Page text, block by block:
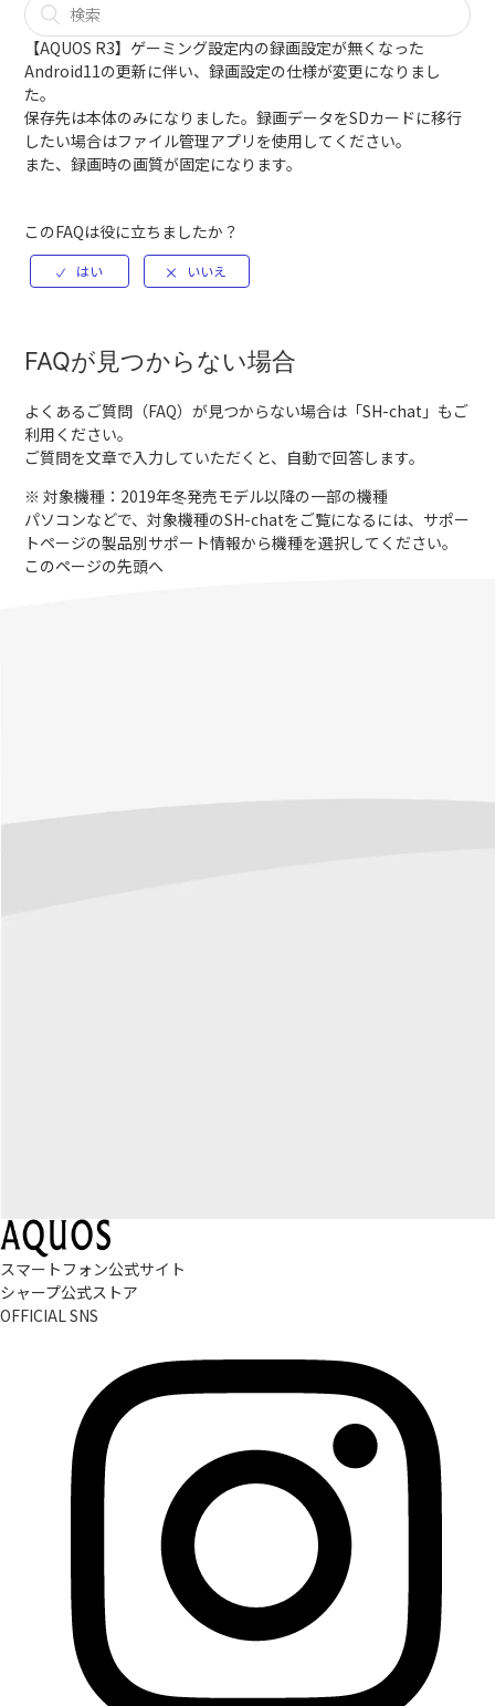
【AQUOS R3】ゲーミング設定内の録画設定が無くなった
Android11の更新に伴い、録画設定の仕様が変更になりまし
た。
保存先は本体のみになりました。録画データをSDカードに移行
したい場合はファイル管理アプリを使用してください。
また、録画時の画質が固定になります。
このFAQは役に立ちましたか？
FAQが見つからない場合
よくあるご質問（FAQ）が見つからない場合は「SH-chat 」もご
利用ください。
ご質問を文章で入力していただくと、自動で回答します。
※ 対象機種：2019年冬発売モデル以降の一部の機種
パソコンなどで、対象機種のSH-chatをご覧になるには、サポー
トページの製品別サポート情報から機種を選択してください。
このページの先頭へ
スマートフォン公式サイト
シャープ公式ストア
OFFICIAL SNS